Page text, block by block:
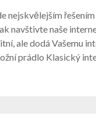
nejskvělejším
navštivte naše
ale dodá Vašemu
prádlo Klasický